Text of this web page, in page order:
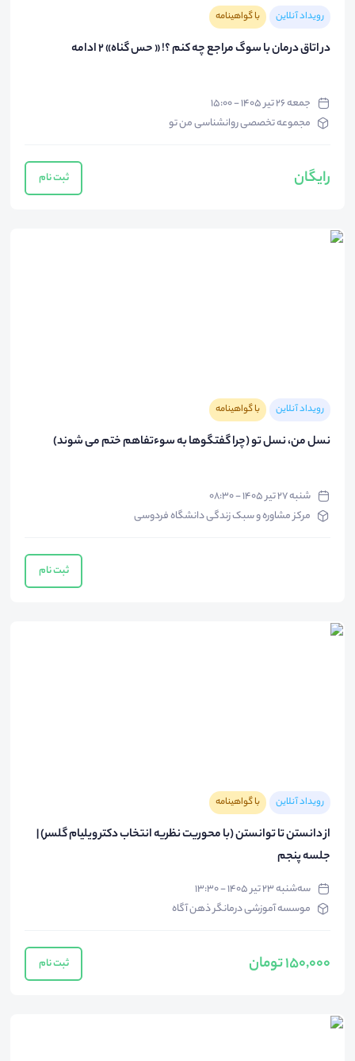
رویداد آنلاین با گواهینامه
در اتاق درمان با سوگ مراجع چه کنم ؟! « حس گناه» 2 ادامه
جمعه ۲۶ تیر ۱۴۰۵ - ۱۵:۰۰
مجموعه تخصصی روانشناسی من تو
رایگان ثبت نام
رویداد آنلاین با گواهینامه
نسل من، نسل تو (چرا گفتگوها به سوءتفاهم ختم می شوند)
شنبه ۲۷ تیر ۱۴۰۵ - ۰۸:۳۰
مرکز مشاوره و سبک زندگی دانشگاه فردوسی
ثبت نام
رویداد آنلاین با گواهینامه
از دانستن تا توانستن (با محوریت نظریه انتخاب دکتر ویلیام گلسر) |
جلسه پنجم
سه‌شنبه ۲۳ تیر ۱۴۰۵ - ۱۳:۳۰
موسسه آموزشی درمانگر ذهن آگاه
150,000 تومان ثبت نام